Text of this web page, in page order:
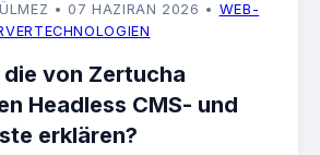
• 07 HAZIRAN 2026 • WEB-
die von Zertucha
Headless CMS- und
erklären?